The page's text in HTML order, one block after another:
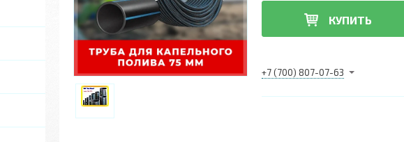
КУПИТЬ
+7 (700) 807-07-63